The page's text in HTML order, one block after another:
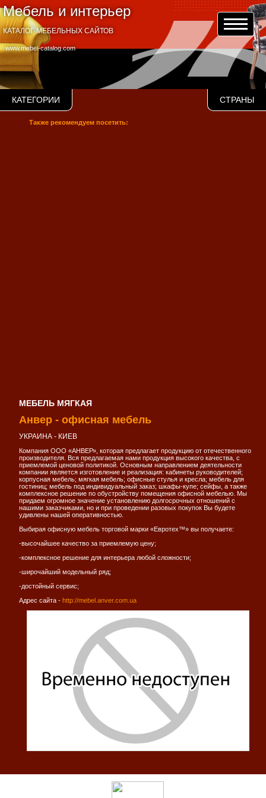
Мебель и интерьер
www.mebel-catalog.com
КАТАЛОГ МЕБЕЛЬНЫХ САЙТОВ
КАТЕГОРИИ СТРАНЫ
Также рекомендуем посетить:
МЕБЕЛЬ МЯГКАЯ
Анвер - офисная мебель
УКРАИНА - КИЕВ
Компания ООО «АНВЕР», которая предлагает продукцию от отечественного
производителя. Вся предлагаемая нами продукция высокого качества, с
приемлемой ценовой политикой. Основным направлением деятельности
компании является изготовление и реализация: кабинеты руководителей;
корпусная мебель; мягкая мебель; офисные стулья и кресла; мебель для
гостиниц; мебель под индивидуальный заказ; шкафы-купе; сейфы, а также
комплексное решение по обустройству помещения офисной мебелью. Мы
придаем огромное значение установлению долгосрочных отношений с
нашими заказчиками, но и при проведении разовых покупок Вы будете
удивлены нашей оперативностью.
Выбирая офисную мебель торговой марки «Евротех™» вы получаете:
-высочайшее качество за приемлемую цену;
-комплексное решение для интерьера любой сложности;
-широчайший модельный ряд;
-достойный сервис;
Адрес сайта - http://mebel.anver.com.ua